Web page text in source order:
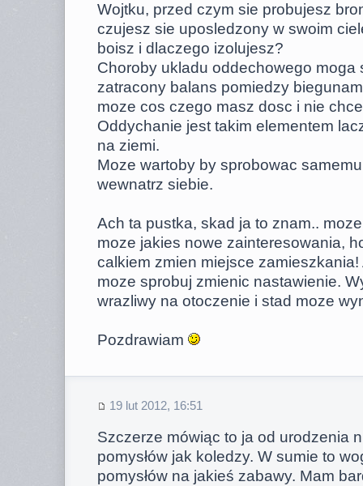
Wojtku, przed czym sie probujesz
czujesz sie uposledzony w swoim
boisz i dlaczego izolujesz?
Choroby ukladu oddechowego moga
zatracony balans pomiedzy
moze cos czego masz dosc i nie
Oddychanie jest takim elementem
na ziemi.
Moze wartoby by sprobowac
wewnatrz siebie.
Ach ta pustka, skad ja to znam..
moze jakies nowe zainteresowania,
calkiem zmien miejsce zamieszkania!
moze sprobuj zmienic nastawienie.
wrazliwy na otoczenie i stad moze
Pozdrawiam
19 lut 2012, 16:51
Szczerze mówiąc to ja od urodzenia
pomysłów jak koledzy. W sumie to
pomysłów na jakieś zabawy. Mam